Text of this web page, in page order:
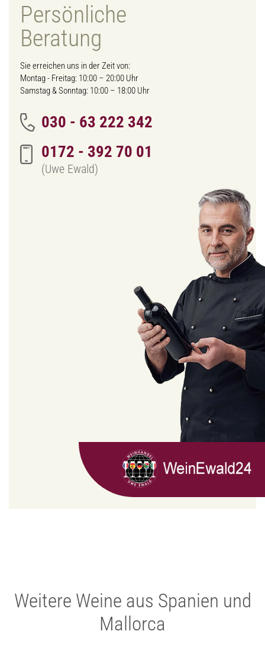
Persönliche
Beratung
Sie erreichen uns in der Zeit von:
Montag - Freitag: 10:00 – 20:00 Uhr
Samstag & Sonntag: 10:00 – 18:00 Uhr
030 - 63 222 342
0172 - 392 70 01
(Uwe Ewald)
Weitere Weine aus Spanien und
Mallorca